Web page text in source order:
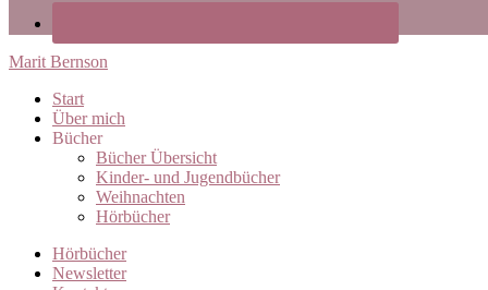
Marit Bernson
Start
Über mich
Bücher
Bücher Übersicht
Kinder- und Jugendbücher
Weihnachten
Hörbücher
Hörbücher
Newsletter